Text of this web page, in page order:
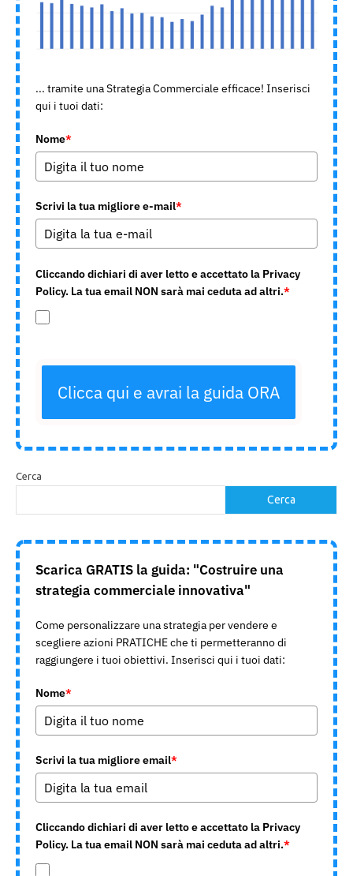
... tramite una Strategia Commerciale efficace! Inserisci
qui i tuoi dati:
Nome*
Scrivi la tua migliore e-mail*
Cliccando dichiari di aver letto e accettato la Privacy
Policy. La tua email NON sarà mai ceduta ad altri.*
Clicca qui e avrai la guida ORA
Cerca
Cerca
Scarica GRATIS la guida: "Costruire una
strategia commerciale innovativa"
Come personalizzare una strategia per vendere e
scegliere azioni PRATICHE che ti permetteranno di
raggiungere i tuoi obiettivi. Inserisci qui i tuoi dati:
Nome*
Scrivi la tua migliore email*
Cliccando dichiari di aver letto e accettato la Privacy
Policy. La tua email NON sarà mai ceduta ad altri.*